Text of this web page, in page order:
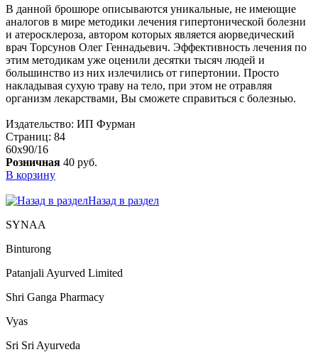
В данной брошюре описываются уникальные, не имеющие
аналогов в мире методики лечения гипертонической болезни
и атеросклероза, автором которых является аюрведический
врач Торсунов Олег Геннадьевич. Эффективность лечения по
этим методикам уже оценили десятки тысяч людей и
большинство из них излечились от гипертонии. Просто
накладывая сухую траву на тело, при этом не отравляя
организм лекарствами, Вы сможете справиться с болезнью.
Издательство: ИП Фурман
Страниц: 84
60х90/16
Розничная 40 руб.
В корзину
Назад в раздел
SYNAA
Binturong
Patanjali Ayurved Limited
Shri Ganga Pharmacy
Vyas
Sri Sri Ayurveda